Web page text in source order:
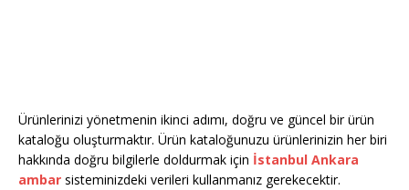
Ürünlerinizi yönetmenin ikinci adımı, doğru ve güncel bir ürün
kataloğu oluşturmaktır. Ürün kataloğunuzu ürünlerinizin her biri
hakkında doğru bilgilerle doldurmak için İstanbul Ankara
ambar sisteminizdeki verileri kullanmanız gerekecektir.